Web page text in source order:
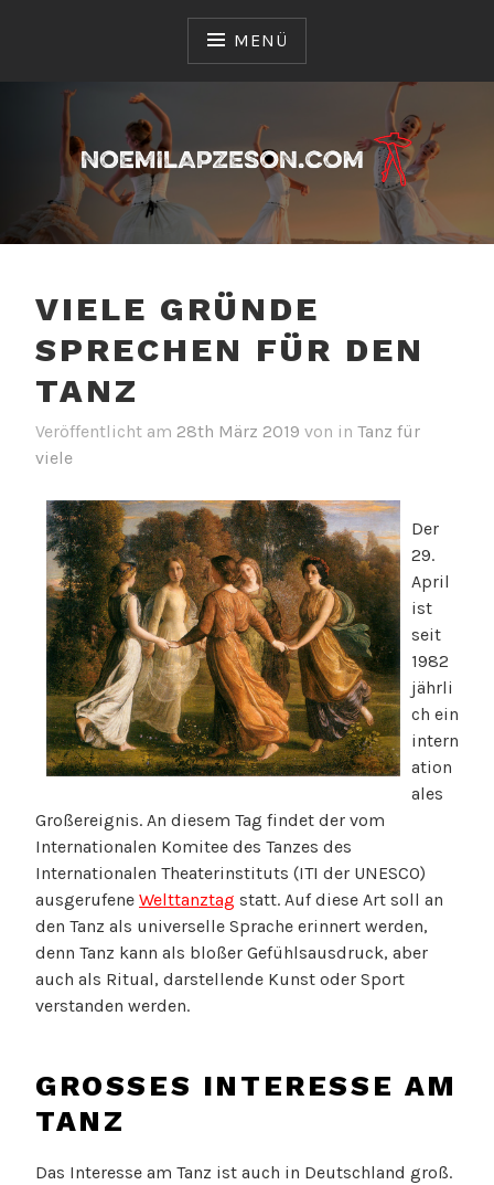
MENÜ
NOEMILAPZESON.COM
Sie erhalten hier Informationen über die vielen
Arten des Tanzes
VIELE GRÜNDE
SPRECHEN FÜR DEN
TANZ
Veröffentlicht am 28th März 2019 von in Tanz für
viele
Der
29.
April
ist
seit
1982
jährli
ch ein
intern
ation
ales
Großereignis. An diesem Tag findet der vom
Internationalen Komitee des Tanzes des
Internationalen Theaterinstituts (ITI der UNESCO)
ausgerufene Welttanztag statt. Auf diese Art soll an
den Tanz als universelle Sprache erinnert werden,
denn Tanz kann als bloßer Gefühlsausdruck, aber
auch als Ritual, darstellende Kunst oder Sport
verstanden werden.
GROSSES INTERESSE AM T
ANZ
Das Interesse am Tanz ist auch in Deutschland groß.